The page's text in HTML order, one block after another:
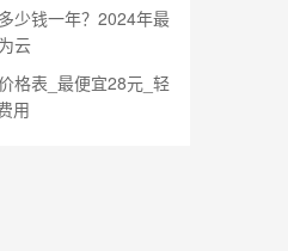
少钱一年？2024年最
云
格表_最便宜28元_轻
用